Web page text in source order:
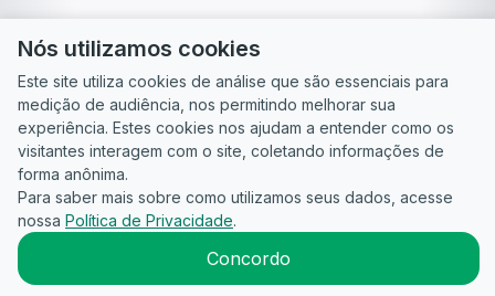
Guia do
Candidato
Para
empresas
Política de
Privacidade
Termos
2026CandidataAI
Nós utilizamos cookies
Este site utiliza cookies de análise que são essenciais para
medição de audiência, nos permitindo melhorar sua
experiência. Estes cookies nos ajudam a entender como os
visitantes interagem com o site, coletando informações de
forma anônima.
Para saber mais sobre como utilizamos seus dados, acesse
nossa Política de Privacidade.
Concordo